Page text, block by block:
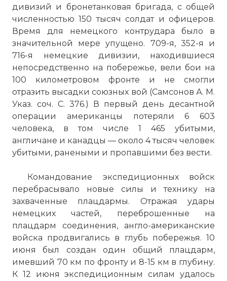
дивизий и бронетанковая бригада, с общей
численностью 150 тысяч солдат и офицеров.
Время для немецкого контрудара было в
значительной мере упущено. 709-я, 352-я и
716-я немецкие дивизии, находившиеся
непосредственно на побережье, вели бои на
100 километровом фронте и не смогли
отразить высадки союзных вой (Самсонов А. М.
Указ. соч. С. 376.) В первый день десантной
операции американцы потеряли 6 603
человека, в том числе 1 465 убитыми,
англичане и канадцы — около 4 тысяч человек
убитыми, ранеными и пропавшими без вести.
Командование экспедиционных войск
перебрасывало новые силы и технику на
захваченные плацдармы. Отражая удары
немецких частей, переброшенные на
плацдарм соединения, англо-американские
войска продвигались в глубь побережья. 10
июня был создан один общий плацдарм,
имевший 70 км по фронту и 8-15 км в глубину.
К 12 июня экспедиционным силам удалось